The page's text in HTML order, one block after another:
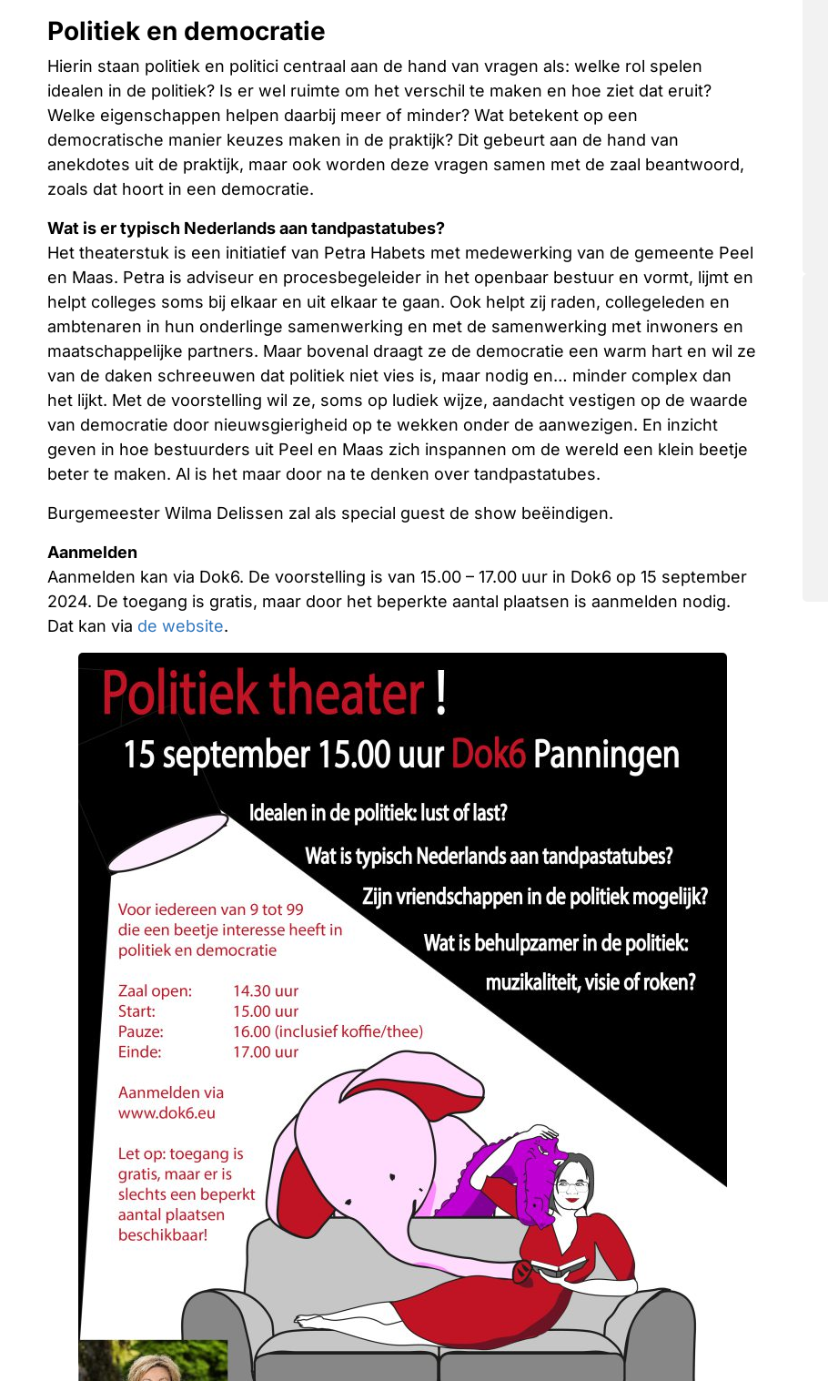
Politiek en democratie
Hierin staan politiek en politici centraal aan de hand van vragen als: welke rol spelen
idealen in de politiek? Is er wel ruimte om het verschil te maken en hoe ziet dat eruit?
Welke eigenschappen helpen daarbij meer of minder? Wat betekent op een
democratische manier keuzes maken in de praktijk? Dit gebeurt aan de hand van
anekdotes uit de praktijk, maar ook worden deze vragen samen met de zaal beantwoord,
zoals dat hoort in een democratie.
Wat is er typisch Nederlands aan tandpastatubes?
Het theaterstuk is een initiatief van Petra Habets met medewerking van de gemeente Peel
en Maas. Petra is adviseur en procesbegeleider in het openbaar bestuur en vormt, lijmt en
helpt colleges soms bij elkaar en uit elkaar te gaan. Ook helpt zij raden, collegeleden en
ambtenaren in hun onderlinge samenwerking en met de samenwerking met inwoners en
maatschappelijke partners. Maar bovenal draagt ze de democratie een warm hart en wil ze
van de daken schreeuwen dat politiek niet vies is, maar nodig en… minder complex dan
het lijkt. Met de voorstelling wil ze, soms op ludiek wijze, aandacht vestigen op de waarde
van democratie door nieuwsgierigheid op te wekken onder de aanwezigen. En inzicht
geven in hoe bestuurders uit Peel en Maas zich inspannen om de wereld een klein beetje
beter te maken. Al is het maar door na te denken over tandpastatubes.
Burgemeester Wilma Delissen zal als special guest de show beëindigen.
Aanmelden
Aanmelden kan via Dok6. De voorstelling is van 15.00 – 17.00 uur in Dok6 op 15 september
2024. De toegang is gratis, maar door het beperkte aantal plaatsen is aanmelden nodig.
Dat kan via de website.